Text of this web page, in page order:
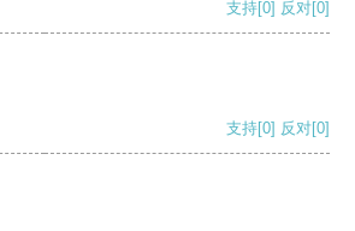
支持[0] 反对[0]
支持[0] 反对[0]